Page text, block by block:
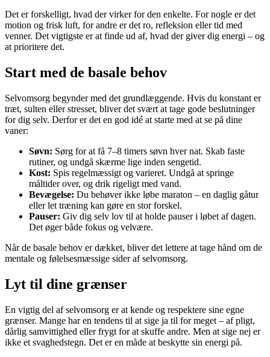
Det er forskelligt, hvad der virker for den enkelte. For nogle er det
motion og frisk luft, for andre er det ro, refleksion eller tid med
venner. Det vigtigste er at finde ud af, hvad der giver dig energi – og
at prioritere det.
Start med de basale behov
Selvomsorg begynder med det grundlæggende. Hvis du konstant er
træt, sulten eller stresset, bliver det svært at tage gode beslutninger
for dig selv. Derfor er det en god idé at starte med at se på dine
vaner:
Søvn: Sørg for at få 7–8 timers søvn hver nat. Skab faste
rutiner, og undgå skærme lige inden sengetid.
Kost: Spis regelmæssigt og varieret. Undgå at springe
måltider over, og drik rigeligt med vand.
Bevægelse: Du behøver ikke løbe maraton – en daglig gåtur
eller let træning kan gøre en stor forskel.
Pauser: Giv dig selv lov til at holde pauser i løbet af dagen.
Det øger både fokus og velvære.
Når de basale behov er dækket, bliver det lettere at tage hånd om de
mentale og følelsesmæssige sider af selvomsorg.
Lyt til dine grænser
En vigtig del af selvomsorg er at kende og respektere sine egne
grænser. Mange har en tendens til at sige ja til for meget – af pligt,
dårlig samvittighed eller frygt for at skuffe andre. Men at sige nej er
ikke et svaghedstegn. Det er en måde at beskytte sin energi på.